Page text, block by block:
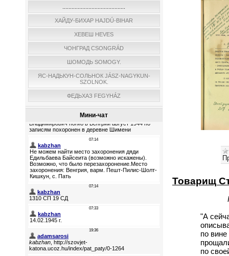
ХАЙДУ-БИХАР HAJDÚ-BIHAR
ХЕВЕШ HEVES
ЧОНГРАД CSONGRÁD
ШОМОДЬ SOMOGY.
ЯС-НАДЬКУН-СОЛЬНОК JÁSZ-NAGYKUN-
SZOLNOK.
ФЕДЬХАЗ FEGYHÁZ
Мини-чат
Товарищ
"А
по вине
по